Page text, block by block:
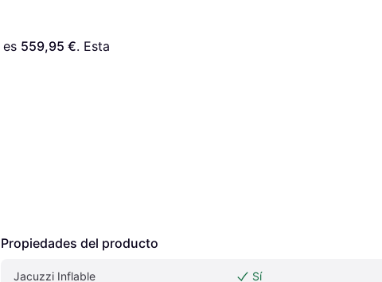
es 559,95 €. Esta
Propiedades del producto
Jacuzzi Inflable Sí